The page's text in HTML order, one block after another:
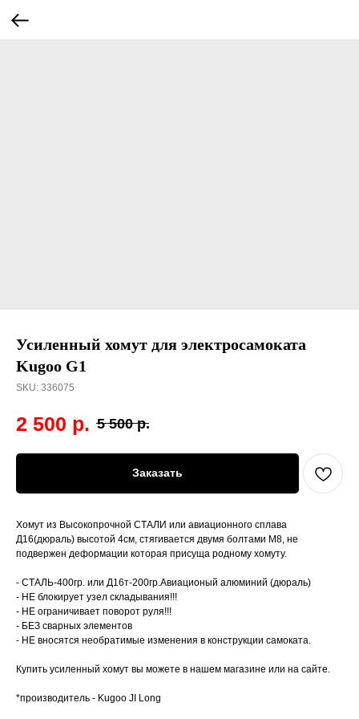
Усиленный хомут для электросамоката
Kugoo G1
SKU: 336075
2 500 р. 5 500 р.
Заказать
Хомут из Высокопрочной СТАЛИ или авиационного сплава
Д16(дюраль) высотой 4см, стягивается двумя болтами М8, не
подвержен деформации которая присуща родному хомуту.
- СТАЛЬ-400гр. или Д16т-200гр.Авиационый алюминий (дюраль)
- НЕ блокирует узел складывания!!!
- НЕ ограничивает поворот руля!!!
- БЕЗ сварных элементов
- НЕ вносятся необратимые изменения в конструкции самоката.
Купить усиленный хомут вы можете в нашем магазине или на сайте.
*производитель - Kugoo JI Long